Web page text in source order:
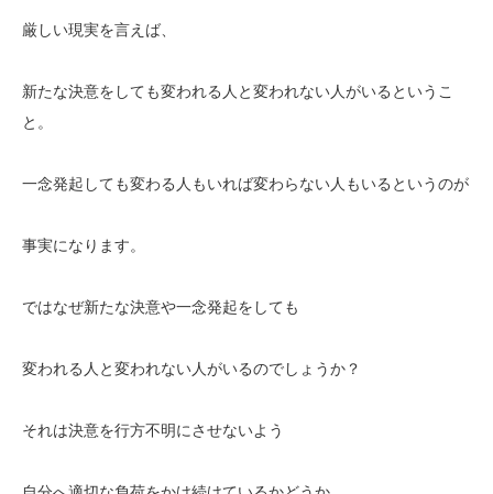
厳しい現実を言えば、
新たな決意をしても変われる人と変われない人がいるというこ
と。
一念発起しても変わる人もいれば変わらない人もいるというのが
事実になります。
ではなぜ新たな決意や一念発起をしても
変われる人と変われない人がいるのでしょうか？
それは決意を行方不明にさせないよう